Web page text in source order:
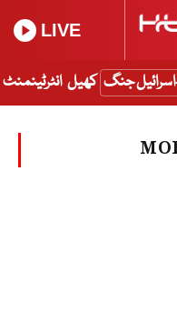
LIVE
اسرائیل جنگ کھیل انٹرٹینمنٹ